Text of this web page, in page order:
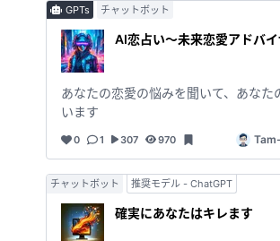
も。 スマホの待受やPCの壁紙、部屋の
どに使うといつも癒やされます。 ----------------
---------- 😊少しでも気に入っていた
ら、お気に入り（❤マーク）をクリッ
いいたします。 😊また、「いつか使
う」と思っている方も、お気に入りに
くと、いつでもマイページからすぐに
だけます。 😊感想など、お気軽にコメ
さい。
GPTs チャットボット
AI恋占い～未来恋愛アドバ
あなたの恋愛の悩みを聞いて、あなた
います
0 1 307 970
チャットボット 推奨モデル - ChatGPT
確実にあなたはキレます